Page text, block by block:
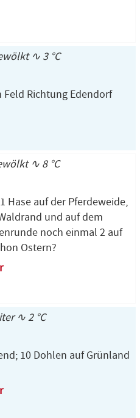
∿ 3 °C
Richtung Edendorf
∿ 8 °C
Hase auf der Pferdeweide,
und auf dem
noch einmal 2 auf
Ostern?
∿ 2 °C
10 Dohlen auf Grünland